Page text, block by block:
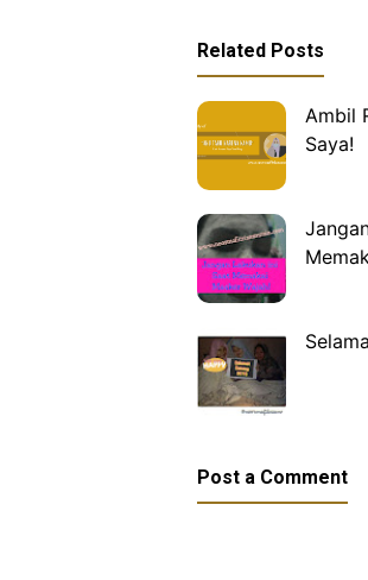
Related Posts
Ambil
Saya!
Post a Comment